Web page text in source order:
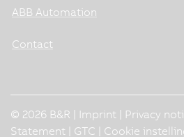
ABB Automation
Contact
© 2026 B&R | Imprint Privacy
Statement
GTC Cookie